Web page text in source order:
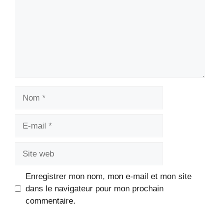
Enregistrer mon nom, mon e-mail et mon site
dans le navigateur pour mon prochain
commentaire.